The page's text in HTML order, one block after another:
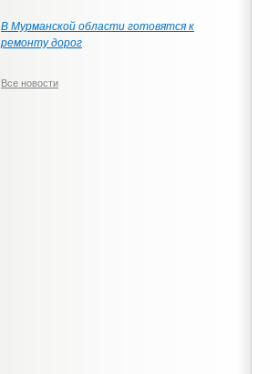
В Мурманской области готовятся к
ремонту дорог
Все новости